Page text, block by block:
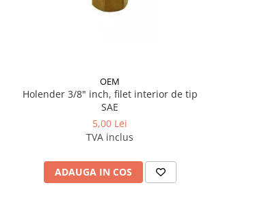
OEM
Holender 3/8" inch, filet interior de tip
SAE
5,00 Lei
TVA inclus
ADAUGA IN COS